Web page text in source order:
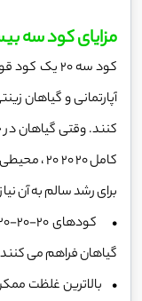
مزایای کود سه
کود سه 20
آپارتمانی و گیاهان
کنند. وقتی گیاهان
کامل 20
برای رشد سالم به آن
گیاهان فراهم می
• بالاترین غلظت